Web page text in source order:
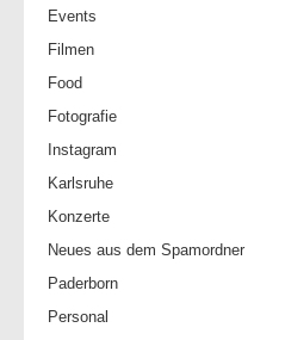
Events
Filmen
Food
Fotografie
Instagram
Karlsruhe
Konzerte
Neues aus dem Spamordner
Paderborn
Personal